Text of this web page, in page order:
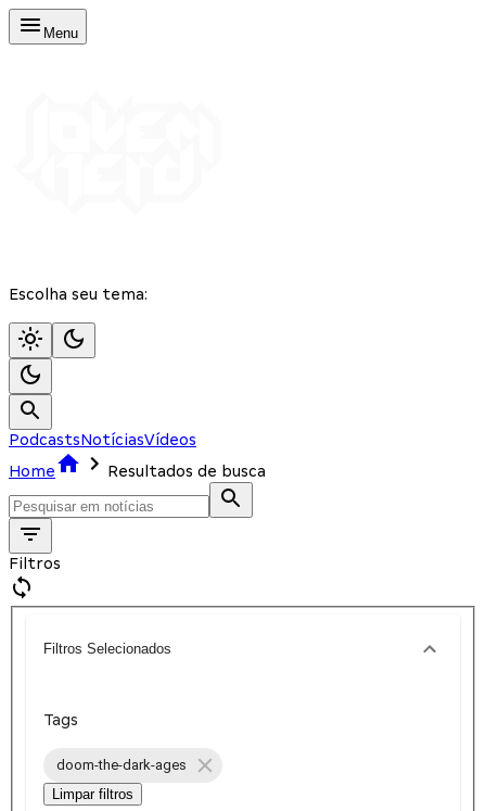
Menu
Escolha seu tema:
PodcastsNotíciasVídeos
Home
Resultados de busca
Filtros
Filtros Selecionados
Tags
doom-the-dark-ages
Limpar filtros